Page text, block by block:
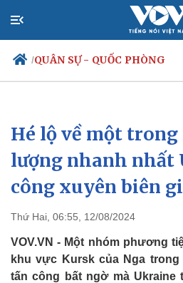
/QUÂN SỰ - QUỐC PHÒNG
Chính trị
Đảng
Tổ chức nhân sự
Quốc hội
Nhận diện sự thật
Xã
Hé lộ về một
lượng nhanh nhất
công xuyên biên
Thứ Hai, 06:55, 12/08/2024
VOV.VN - Một nhóm phương
khu vực Kursk của Nga
tấn công bất ngờ mà Ukraine